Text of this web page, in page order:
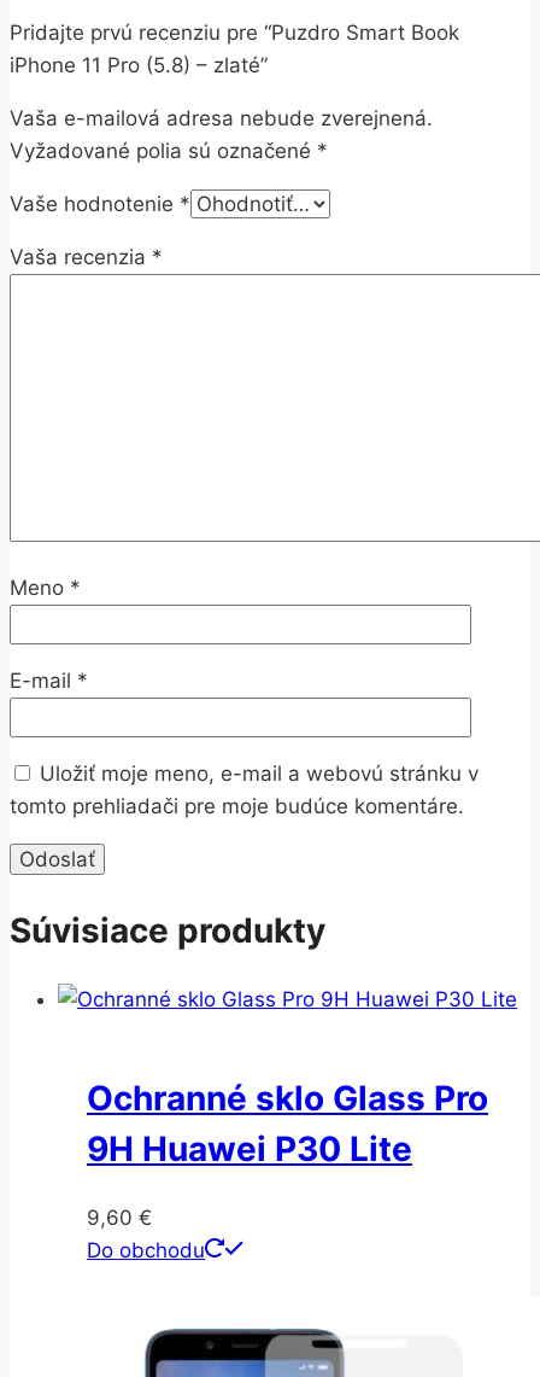
Pridajte prvú recenziu pre “Puzdro Smart Book
iPhone 11 Pro (5.8) – zlaté”
Vaša e-mailová adresa nebude zverejnená.
Vyžadované polia sú označené *
Vaše hodnotenie *
Vaša recenzia *
Meno *
E-mail *
Uložiť moje meno, e-mail a webovú stránku v
tomto prehliadači pre moje budúce komentáre.
Súvisiace produkty
Ochranné sklo Glass Pro
9H Huawei P30 Lite
9,60 €
Do obchodu